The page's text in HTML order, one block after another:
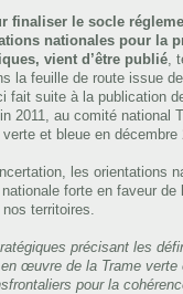
finaliser le socle
nationales pour la
vient d’être publié,
la feuille de route issue
fait suite à la publication
2011, au comité national
et bleue en décembre
les orientations
forte en faveur
territoires.
précisant les
œuvre de la Trame verte
pour la